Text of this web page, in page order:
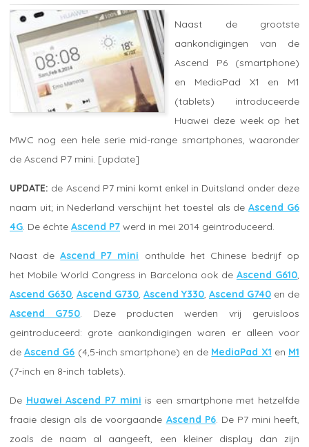
Naast de grootste
aankondigingen van de
Ascend P6 (smartphone)
en MediaPad X1 en M1
(tablets) introduceerde
Huawei deze week op het
MWC nog een hele serie mid-range smartphones, waaronder
de Ascend P7 mini. [update]
UPDATE: de Ascend P7 mini komt enkel in Duitsland onder deze
naam uit; in Nederland verschijnt het toestel als deAscend G6
4G . De échte Ascend P7 werd in mei 2014 geintroduceerd.
Naast deAscend P7 mini onthulde het Chinese bedrijf op
het Mobile World Congress in Barcelona ook de Ascend G610
Ascend G630 Ascend G730 Ascend Y330 Ascend G740 en de
Ascend G750 . Deze producten werden vrij geruisloos
geintroduceerd: grote aankondigingen waren er alleen voor
deAscend G6 (4,5-inch smartphone) en de MediaPad X1 en M1
(7-inch en 8-inch tablets).
De Huawei Ascend P7 mini is een smartphone met hetzelfde
fraaie design als de voorgaande Ascend P6. De P7 mini heeft,
zoals de naam al aangeeft, een kleiner display dan zijn